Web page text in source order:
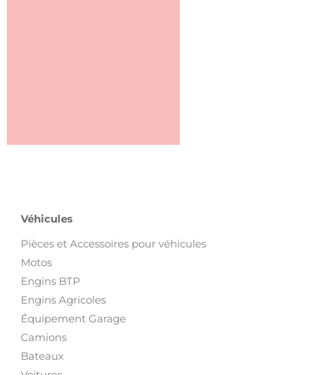
Engins BTP
Équipement Garage
Camions
Bateaux
Voitures
Autres
Maison et Jardin